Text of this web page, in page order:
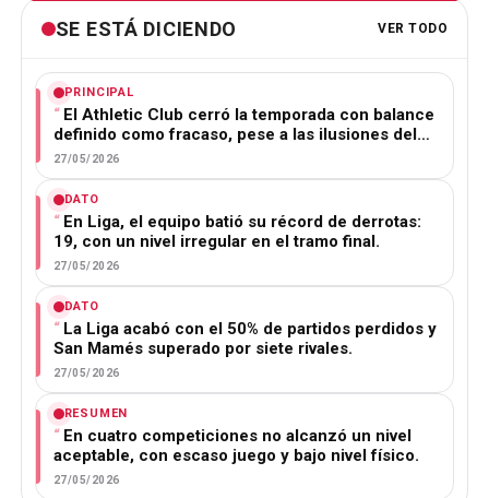
SE ESTÁ DICIENDO VER TODO
PRINCIPAL
El Athletic Club cerró la temporada con balance
definido como fracaso, pese a las ilusiones del…
27/05/2026
DATO
En Liga, el equipo batió su récord de derrotas:
19, con un nivel irregular en el tramo final.
27/05/2026
DATO
La Liga acabó con el 50% de partidos perdidos y
San Mamés superado por siete rivales.
27/05/2026
RESUMEN
En cuatro competiciones no alcanzó un nivel
aceptable, con escaso juego y bajo nivel físico.
27/05/2026